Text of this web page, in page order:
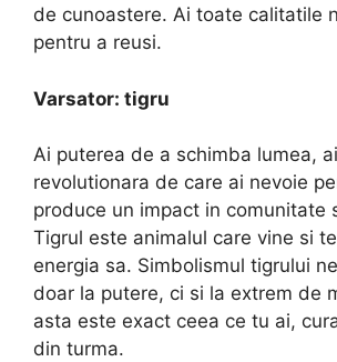
de cunoastere. Ai toate calitatile
pentru a reusi.
Varsator: tigru
Ai puterea de a schimba lumea,
revolutionara de care ai nevoie
produce un impact in comunitate
Tigrul este animalul care vine si
energia sa. Simbolismul tigrului
doar la putere, ci si la extrem de
asta este exact ceea ce tu ai,
din turma.